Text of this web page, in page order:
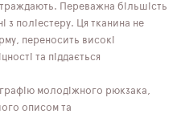
Переважна більшість
з поліестеру. Ця тканина не
переносить високі
та піддається
молодіжного рюкзака,
описом та